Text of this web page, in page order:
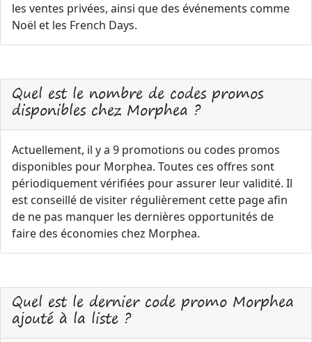
les ventes privées, ainsi que des événements comme
Noël et les French Days.
Quel est le nombre de codes promos
disponibles chez Morphea ?
Actuellement, il y a 9 promotions ou codes promos
disponibles pour Morphea. Toutes ces offres sont
périodiquement vérifiées pour assurer leur validité. Il
est conseillé de visiter régulièrement cette page afin
de ne pas manquer les dernières opportunités de
faire des économies chez Morphea.
Quel est le dernier code promo Morphea
ajouté à la liste ?